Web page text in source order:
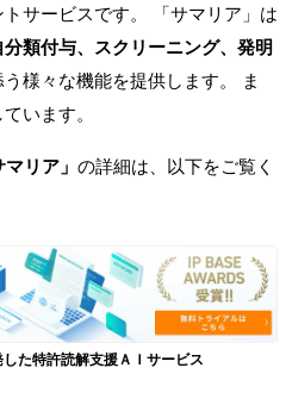
サービスです。 「サマリア」は
類付与、スクリーニング、発明
様々な機能を提供します。 ま
います。
リア」 の詳細は、以下をご覧く
した特許読解支援ＡＩサービス